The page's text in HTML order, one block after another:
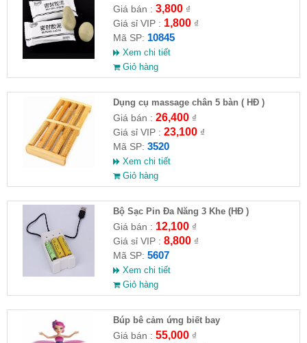
Giá bán : 3,800₫
Giá sỉ VIP : 1,800₫
Mã SP: 10845
Xem chi tiết
Giỏ hàng
Dụng cụ massage chân 5 bàn ( HĐ )
Giá bán : 26,400₫
Giá sỉ VIP : 23,100₫
Mã SP: 3520
Xem chi tiết
Giỏ hàng
Bộ Sạc Pin Đa Năng 3 Khe (HĐ )
Giá bán : 12,100₫
Giá sỉ VIP : 8,800₫
Mã SP: 5607
Xem chi tiết
Giỏ hàng
​Búp bê cảm ứng biết bay
Giá bán : 55,000₫